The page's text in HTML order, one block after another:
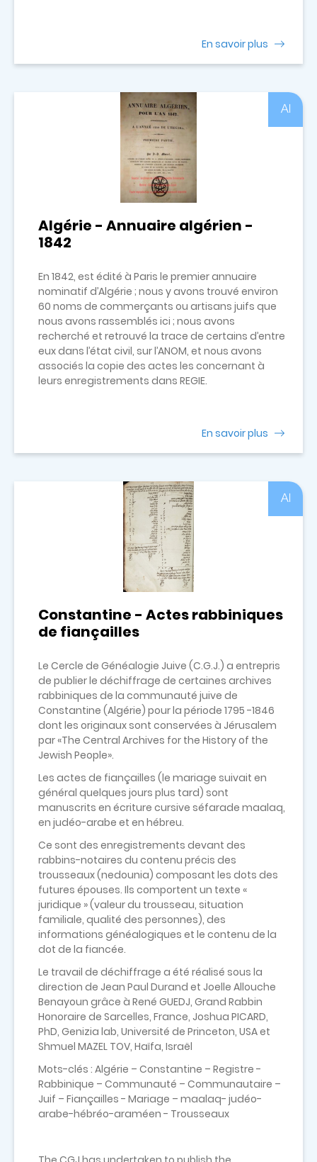
En savoir plus
Al
Algérie - Annuaire algérien -
1842
En 1842, est édité à Paris le premier annuaire
nominatif d’Algérie ; nous y avons trouvé environ
60 noms de commerçants ou artisans juifs que
nous avons rassemblés ici ; nous avons
recherché et retrouvé la trace de certains d’entre
eux dans l’état civil, sur l’ANOM, et nous avons
associés la copie des actes les concernant à
leurs enregistrements dans REGIE.
En savoir plus
Al
Constantine - Actes rabbiniques
de fiançailles
Le Cercle de Généalogie Juive (C.G.J.) a entrepris
de publier le déchiffrage de certaines archives
rabbiniques de la communauté juive de
Constantine (Algérie) pour la période 1795 -1846
dont les originaux sont conservées à Jérusalem
par «The Central Archives for the History of the
Jewish People».
Les actes de fiançailles (le mariage suivait en
général quelques jours plus tard) sont
manuscrits en écriture cursive séfarade maalaq,
en judéo-arabe et en hébreu.
Ce sont des enregistrements devant des
rabbins-notaires du contenu précis des
trousseaux (nedounia) composant les dots des
futures épouses. Ils comportent un texte «
juridique » (valeur du trousseau, situation
familiale, qualité des personnes), des
informations généalogiques et le contenu de la
dot de la fiancée.
Le travail de déchiffrage a été réalisé sous la
direction de Jean Paul Durand et Joelle Allouche
Benayoun grâce à René GUEDJ, Grand Rabbin
Honoraire de Sarcelles, France, Joshua PICARD,
PhD, Genizia lab, Université de Princeton, USA et
Shmuel MAZEL TOV, Haïfa, Israël
Mots-clés : Algérie – Constantine – Registre -
Rabbinique – Communauté – Communautaire –
Juif – Fiançailles - Mariage – maalaq- judéo-
arabe-hébréo-araméen - Trousseaux